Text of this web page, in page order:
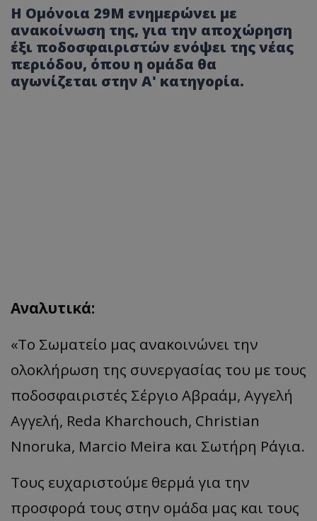
Η Ομόνοια 29Μ ενημερώνει με
ανακοίνωση της, για την αποχώρηση
έξι ποδοσφαιριστών ενόψει της νέας
περιόδου, όπου η ομάδα θα
αγωνίζεται στην Α' κατηγορία.
Αναλυτικά:
«Το Σωματείο μας ανακοινώνει την
ολοκλήρωση της συνεργασίας του με τους
ποδοσφαιριστές Σέργιο Αβραάμ, Αγγελή
Αγγελή, Reda Kharchouch, Christian
Nnoruka, Marcio Meira και Σωτήρη Ράγια.
Τους ευχαριστούμε θερμάγια την
προσφορά τους στην ομάδα μας και τους